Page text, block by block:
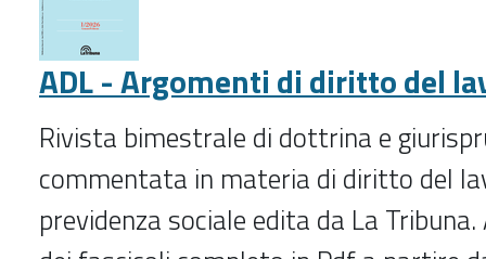
ADL - Argomenti di diritto del
Rivista bimestrale di dottrina e
commentata in materia di diritto del
previdenza sociale edita da La